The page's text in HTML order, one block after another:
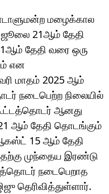
மழைக்கால
ஜூலை 21ஆம் தேதி
தேதி வரை ஒரு
என
மாதம் 2025 ஆம்
நடைபெற்ற நிலையில்
ஆனது
ஆம் தேதி தொடங்கும்
ஆகஸ்ட் 15 ஆம் தேதி
முந்தைய இரண்டு
நடைபெறாத
தெரிவித்துள்ளார்.